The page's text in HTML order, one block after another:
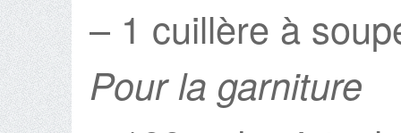
– 1 cuillère à
Pour la garniture